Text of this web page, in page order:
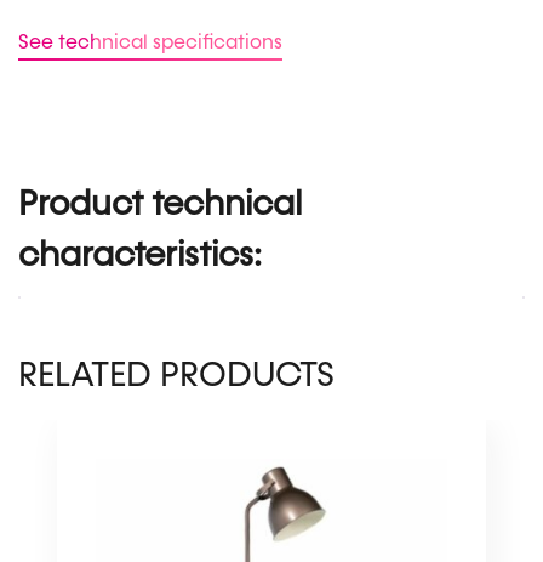
See technical specifications
Product technical
characteristics:
RELATED PRODUCTS